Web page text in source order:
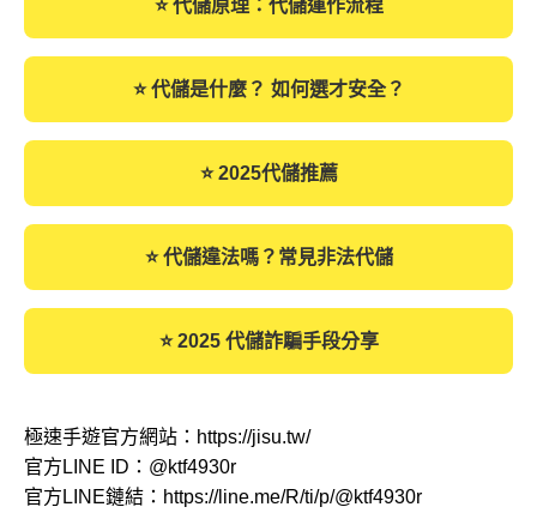
⭐ 代儲原理：代儲運作流程
⭐ 代儲是什麼？ 如何選才安全？
⭐ 2025代儲推薦
⭐ 代儲違法嗎？常見非法代儲
⭐ 2025 代儲詐騙手段分享
極速手遊官方網站： https://jisu.tw/
官方LINE ID： @ktf4930r
官方LINE鏈結： https://line.me/R/ti/p/@ktf4930r